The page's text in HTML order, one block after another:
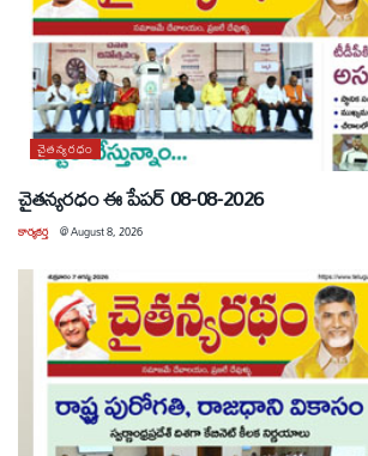
చైతన్యరధం
చైతన్యరధం ఈ పేపర్ 08-08-2026
కార్యకర్త @August 8, 2026